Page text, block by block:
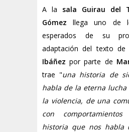
A la sala Guirau del
Gómez llega uno de
esperados de su
adaptación del texto de
Ibáñez por parte de
trae "una historia de
habla de la eterna
la violencia, de una
con
historia que nos habla